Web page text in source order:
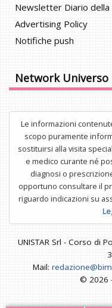
Newsletter Diario della
Advertising Policy
Notifiche push
Network Universo
Le informazioni
scopo puramente
sostituirsi alla visita
e medico curante né
diagnosi o
opportuno consultare il
riguardo indicazioni su
UNISTAR Srl - Corso di
Mail:
© 2026